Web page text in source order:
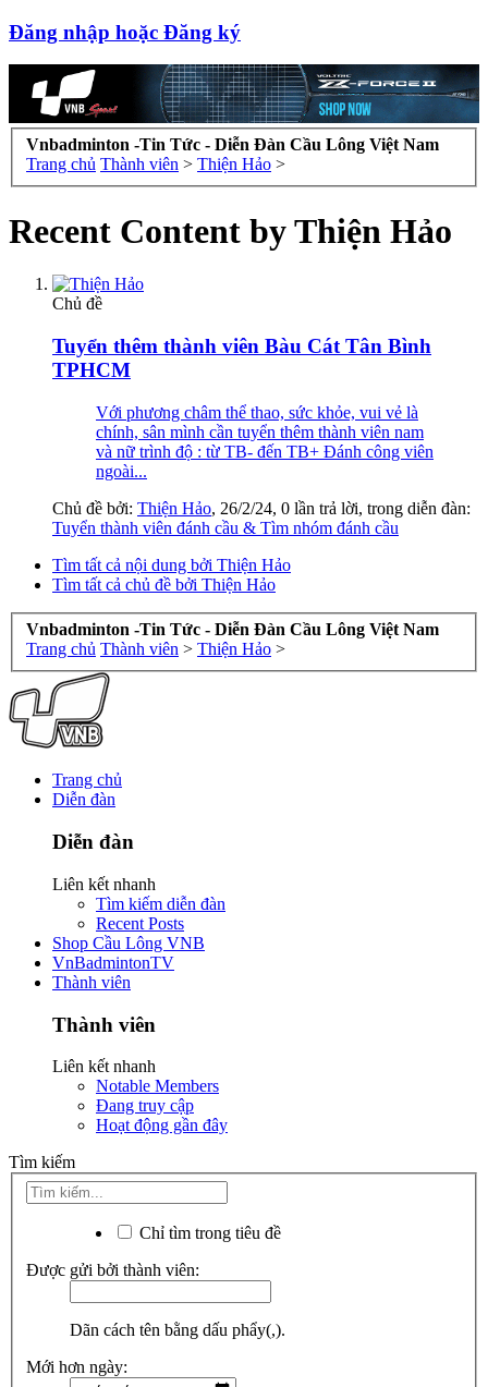
Đăng nhập hoặc Đăng ký
Vnbadminton -Tin Tức - Diễn Đàn Cầu Lông Việt Nam
Trang chủ Thành viên > Thiện Hảo >
Recent Content by Thiện Hảo
Chủ đề
Tuyển thêm thành viên Bàu Cát Tân Bình
TPHCM
Với phương châm thể thao, sức khỏe, vui vẻ là
chính, sân mình cần tuyển thêm thành viên nam
và nữ trình độ : từ TB- đến TB+ Đánh công viên
ngoài...
Chủ đề bởi: Thiện Hảo, 26/2/24, 0 lần trả lời, trong diễn đàn:
Tuyển thành viên đánh cầu & Tìm nhóm đánh cầu
Tìm tất cả nội dung bởi Thiện Hảo
Tìm tất cả chủ đề bởi Thiện Hảo
Vnbadminton -Tin Tức - Diễn Đàn Cầu Lông Việt Nam
Trang chủ Thành viên > Thiện Hảo >
Trang chủ
Diễn đàn
Diễn đàn
Liên kết nhanh
Tìm kiếm diễn đàn
Recent Posts
Shop Cầu Lông VNB
VnBadmintonTV
Thành viên
Thành viên
Liên kết nhanh
Notable Members
Đang truy cập
Hoạt động gần đây
Tìm kiếm
Chỉ tìm trong tiêu đề
Được gửi bởi thành viên:
Dãn cách tên bằng dấu phẩy(,).
Mới hơn ngày: